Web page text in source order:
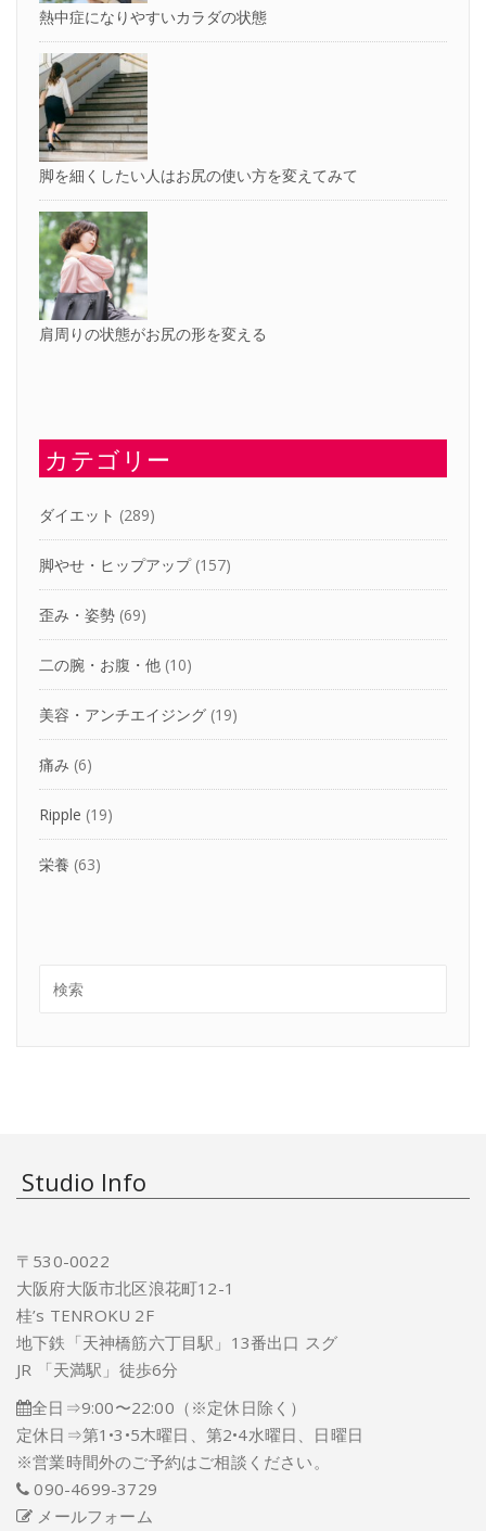
熱中症になりやすいカラダの状態
脚を細くしたい人はお尻の使い方を変えてみて
肩周りの状態がお尻の形を変える
カテゴリー
ダイエット (289)
脚やせ・ヒップアップ(157)
歪み・姿勢 (69)
二の腕・お腹・他 (10)
美容・アンチエイジング (19)
痛み (6)
Ripple (19)
栄養 (63)
Studio Info
〒530-0022
大阪府大阪市北区浪花町12-1
桂’s TENROKU 2F
地下鉄「天神橋筋六丁目駅」13番出口 スグ
JR 「天満駅」徒歩6分
全日⇒9:00〜22:00（※定休日除く）
定休日⇒第1•3•5木曜日、第2•4水曜日、日曜日
※営業時間外のご予約はご相談ください。
090-4699-3729
メールフォーム